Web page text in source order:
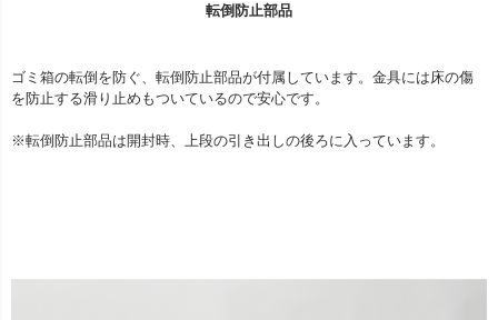
転倒防止部品
ゴミ箱の転倒を防ぐ、転倒防止部品が付属しています。金具には床の傷
を防止する滑り止めもついているので安心です。
※転倒防止部品は開封時、上段の引き出しの後ろに入っています。